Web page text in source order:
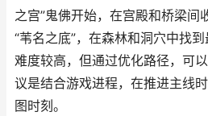
之宫”鬼佛开始，在宫殿和桥梁间
“苇名之底”，在森林和洞穴中找
难度较高，但通过优化路径，可
议是结合游戏进程，在推进主线
图时刻。